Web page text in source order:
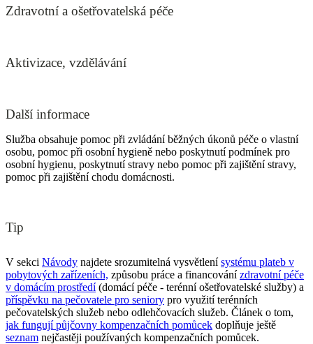
Zdravotní a ošetřovatelská péče
Aktivizace, vzdělávání
Další informace
Služba obsahuje pomoc při zvládání běžných úkonů péče o vlastní
osobu, pomoc při osobní hygieně nebo poskytnutí podmínek pro
osobní hygienu, poskytnutí stravy nebo pomoc při zajištění stravy,
pomoc při zajištění chodu domácnosti.
Tip
V sekci Návody najdete srozumitelná vysvětlenísystému plateb v
pobytových zařízeních, způsobu práce a financovánízdravotní péče
v domácím prostředí(domácí péče - terénní ošetřovatelské služby) a
příspěvku na pečovatele pro seniory pro využití terénních
pečovatelských služeb nebo odlehčovacích služeb. Článek o tom,
jak fungují půjčovny kompenzačních pomůcek doplňuje ještě
seznam nejčastěji používaných kompenzačních pomůcek.